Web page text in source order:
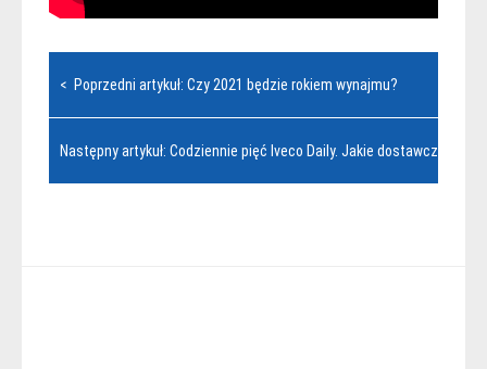
Nawigacja
< Poprzedni artykuł: Czy 2021 będzie rokiem wynajmu?
Następny artykuł: Codziennie pięć Iveco Daily. Jakie dostawczaki